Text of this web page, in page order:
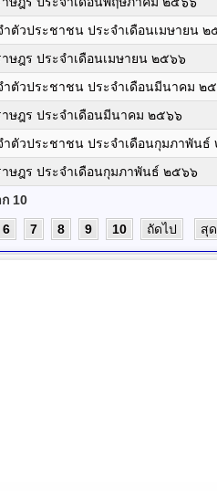
ตัวประชาชน ประจำเดือนเมษายน ๒
ษฎร ประจำเดือนเมษายน ๒๕๖๖
ำตัวประชาชน ประจำเดือนมีนาคม ๒
ษฎร ประจำเดือนมีนาคม ๒๕๖๖
ำตัวประชาชน ประจำเดือนกุมภาพันธ์
ษฎร ประจำเดือนกุมภาพันธ์ ๒๕๖๖
10
6 7 8 9 10 ถัดไป สุ